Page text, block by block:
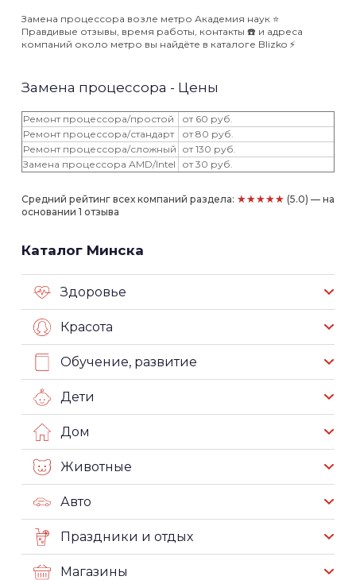
Замена процессора возле метро Академия наук ⭐️
Правдивые отзывы, время работы, контакты ☎️ и адреса
компаний около метро вы найдёте в каталоге Blizko ⚡️
Замена процессора - Цены
Ремонт процессора/простой
от 60 руб.
Ремонт процессора/стандарт
от 80 руб.
Ремонт процессора/сложный от 130 руб.
Замена процессора AMD/Intel
от 30 руб.
Средний рейтинг всех компаний раздела: ★★★★★ (5.0) — на
основании 1 отзыва
Каталог Минска
Здоровье
Красота
Обучение, развитие
Дети
Дом
Животные
Авто
Праздники и отдых
Магазины